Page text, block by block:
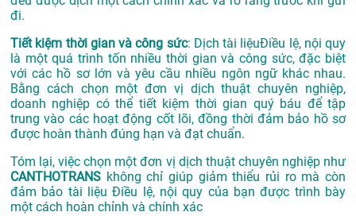
đi.
Tiết kiệm thời gian và công sức: Dịch tài liệuĐiều lệ, nội quy
là một quá trình tốn nhiều thời gian và công sức, đặc biệt
với các hồ sơ lớn và yêu cầu nhiều ngôn ngữ khác nhau.
Bằng cách chọn một đơn vị dịch thuật chuyên nghiệp,
doanh nghiệp có thể tiết kiệm thời gian quý báu để tập
trung vào các hoạt động cốt lõi, đồng thời đảm bảo hồ sơ
được hoàn thành đúng hạn và đạt chuẩn.
Tóm lại, việc chọn một đơn vị dịch thuật chuyên nghiệp như
CANTHOTRANS không chỉ giúp giảm thiểu rủi ro mà còn
đảm bảo tài liệu Điều lệ, nội quy của bạn được trình bày
một cách hoàn chỉnh và chính xác